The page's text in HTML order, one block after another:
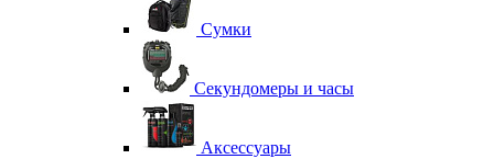
Сумки
Секундомеры и часы
Аксессуары